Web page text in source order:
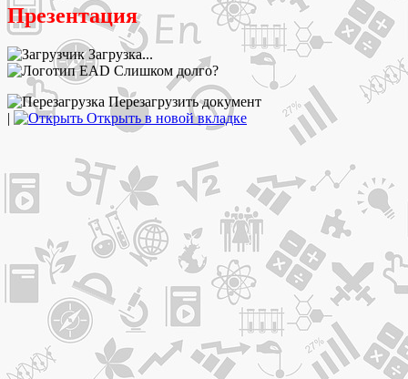
Презентация
Загрузка...
Слишком долго?
Перезагрузить документ
|
Открыть в новой вкладке